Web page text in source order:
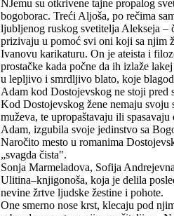
NJemu su otkrivene tajne propalog
bogoborac. Treći Aljoša, po rečima
ljubljenog ruskog svetitelja Alekseja –
prizivaju u pomoć svi oni koji sa njim
Ivanovu karikaturu. On je ateista i
prostačke kada počne da ih izlaže
u lepljivo i smrdljivo blato, koje
Adam kod Dostojevskog ne stoji pred
Kod Dostojevskog žene nemaju svoju
muževa, te upropaštavaju ili
Adam, izgubila svoje jedinstvo sa
Naročito mesto u romanima
„svagda čista".
Sonja Marmeladova, Sofija
Ulitina–knjigonoša, koja je delila
nevine žrtve ljudske žestine i pohote.
One smerno nose krst, klecaju pod